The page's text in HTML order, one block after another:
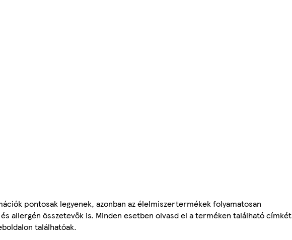
pontosak legyenek, azonban az élelmiszertermékek folyamatosan
allergén összetevők is. Minden esetben olvasd el a terméken található címkét
találhatóak.